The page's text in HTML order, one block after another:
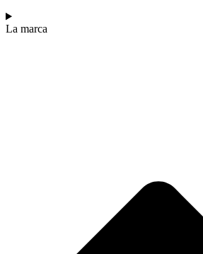
La marca​